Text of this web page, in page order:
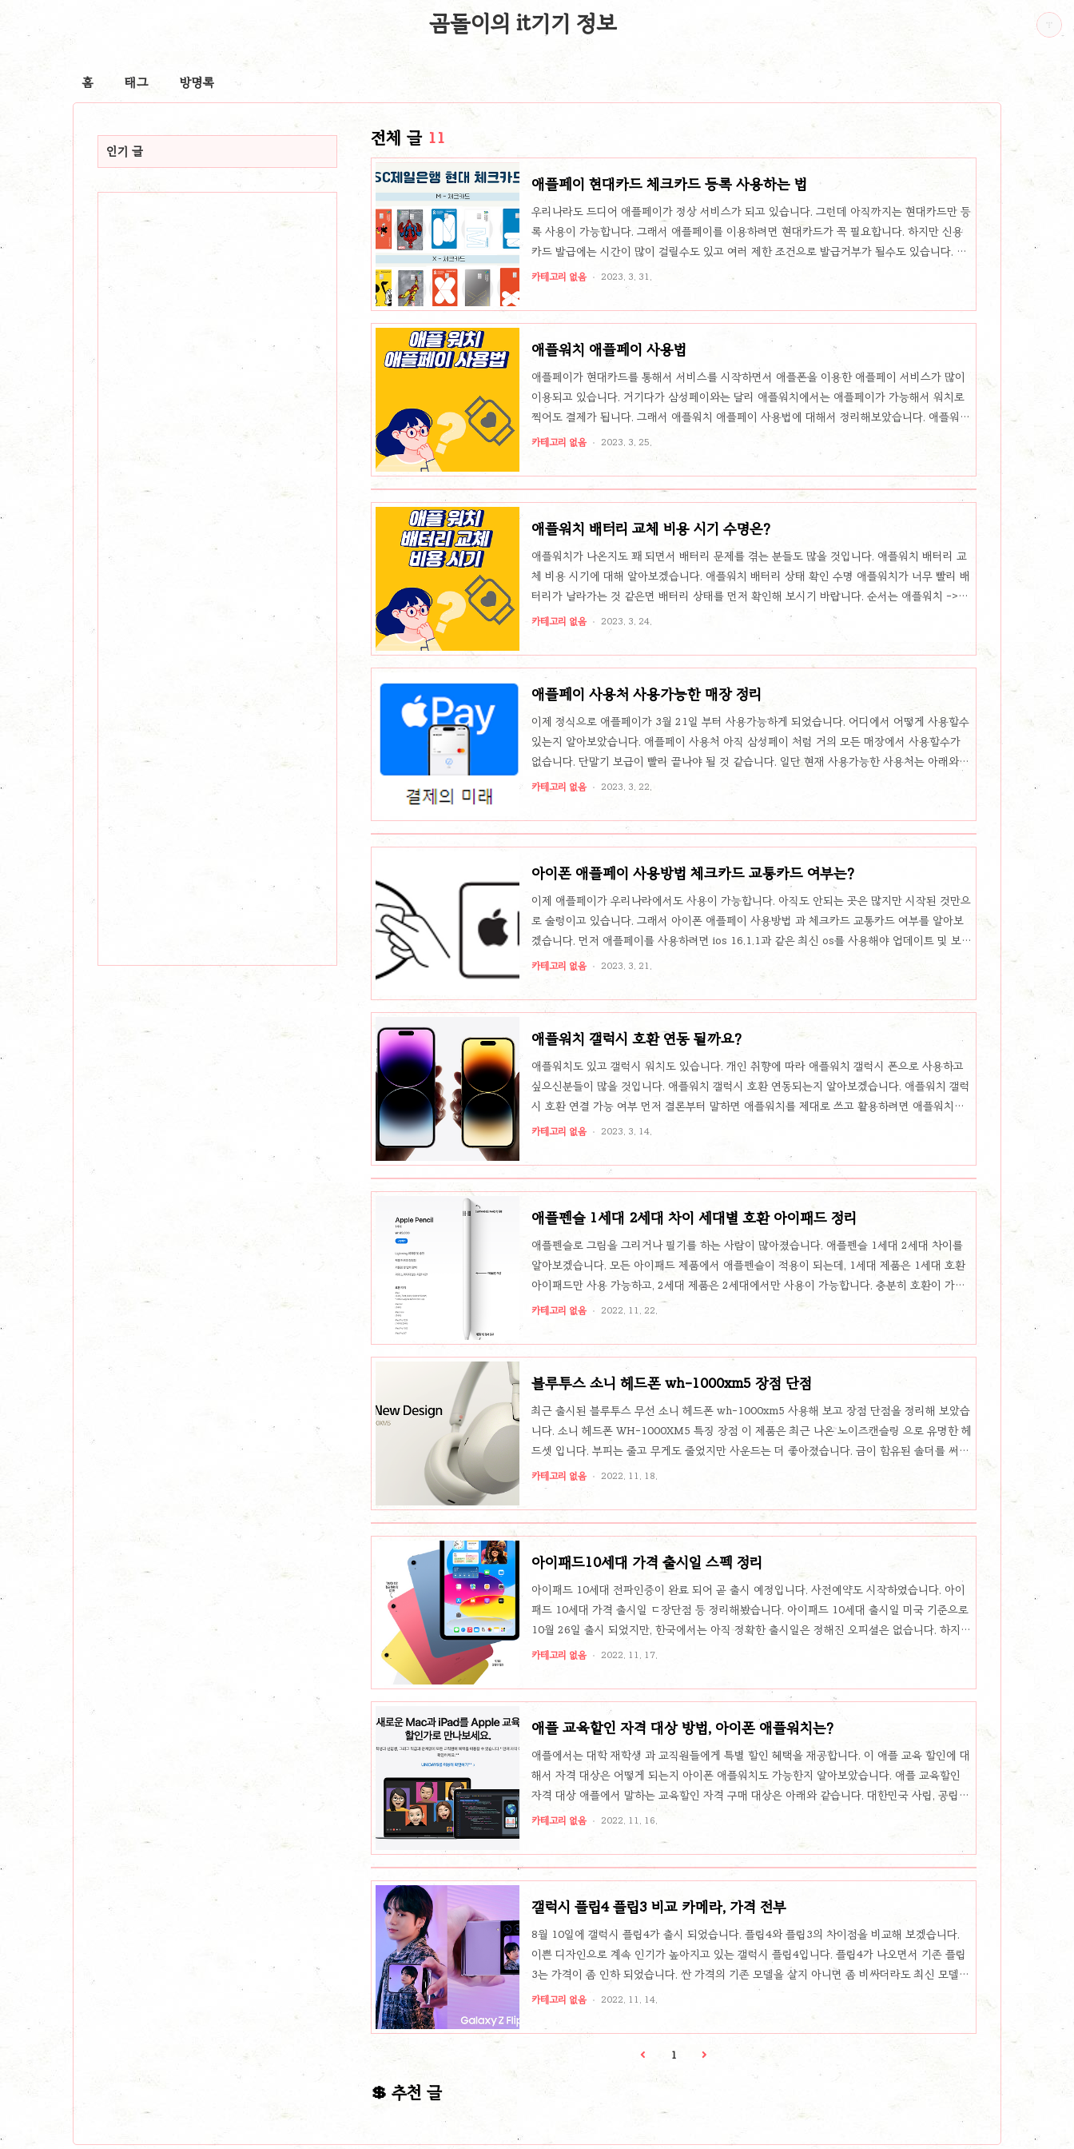
곰돌이의 it기기 정보
홈 태그 방명록
인기 글
전체 글 11
애플페이 현대카드 체크카드 등록 사용하는 법
우리나라도 드디어 애플페이가 정상 서비스가 되고 있습니다. 그런데 아직까지는 현대카드만 등
록 사용이 가능합니다. 그래서 애플페이를 이용하려면 현대카드가 꼭 필요합니다. 하지만 신용
카드 발급에는 시간이 많이 걸릴수도 있고 여러 제한 조건으로 발급거부가 될수도 있습니다. 그
래서 현대카드 체크카드 애플페이 사용이 가능합니다. 애플페이 현대 체크카드 발급 사용방법을
알아보겠습니다. 현대카드 체크카드 발급 받는 법 현재까지 현대카드로 체크카드를 발급 받을
수 있는 곳은 sc제일은행 연계 체크카드 밖에 없습니다. 그렇기 때문에 계좌가 없다면 만들어야
하면 됩니다. 그리고 계좌 개설후 체크카드를 만들때 기본 카드가 아닌 현대카..
카테고리 없음 2023. 3. 31.
애플워치 애플페이 사용법
애플페이가 현대카드를 통해서 서비스를 시작하면서 애플폰을 이용한 애플페이 서비스가 많이
이용되고 있습니다. 거기다가 삼성페이와는 달리 애플워치에서는 애플페이가 가능해서 워치로
찍어도 결제가 됩니다. 그래서 애플워치 애플페이 사용법에 대해서 정리해보았습니다. 애플워치
애플페이 설정하는 법 애플워치로 애플페이를 사용하려면 일단 아이폰으로 애플워치앱에 들어
가서 실행하여 나의 시계로 들어가서 세팅을 해야 합니다. 순서대로 적어보겠습니다. 아래의 과
정이 일단 선행되어야 워치에서 애플페이를 사용가능합니다. 애플폰에서 애플워치앱을 실행 워
치 왼쪽 아래쪽에 나의 시계 메뉴 로 들어가기 지갑 및 애플페이 터치 사용할 카드옆에 있는 추
카테고리 없음 2023. 3. 25.
애플워치 배터리 교체 비용 시기 수명은?
애플워치가 나온지도 꽤 되면서 배터리 문제를 겪는 분들도 많을 것입니다. 애플워치 배터리 교
체 비용 시기에 대해 알아보겠습니다. 애플워치 배터리 상태 확인 수명 애플워치가 너무 빨리 배
터리가 날라가는 것 같은면 배터리 상태를 먼저 확인해 보시기 바랍니다. 순서는 애플워치 ->설
정 -> 배터리 -> 배터리 성능 상태 순으로 들어가면 배터리용량 성능 최대치를 알수 있습니다.
애플에서 생각하는 워치의 수명은 2년으로 보고 있습니다. 그래서 배터리 수명도 2년으로 설정
되어있다고 보면 됩니다. 그런데 2년 이내 위의 배터리용량 성능 최대치가 80%이하가 나온다면
애플에서 배터리 자체결함이라고 인정하고 무상 교체를 해줍니다. 참고로 배터터리 성능 최대치
가 80% 이하가 되면 그때부터는 사용하다보면 배터리가 진짜 빨..
카테고리 없음 2023. 3. 24.
애플페이 사용처 사용가능한 매장 정리
이제 정식으로 애플페이가 3월 21일 부터 사용가능하게 되었습니다. 어디에서 어떻게 사용할수
있는지 알아보았습니다. 애플페이 사용처 아직 삼성페이 처럼 거의 모든 매장에서 사용할수가
없습니다. 단말기 보급이 빨리 끝나야 될 것 같습니다. 일단 현재 사용가능한 사용처는 아래와
같습니다. 오프라인 의외로 이마트가 적용안되는 것이 신기합니다. 그리고 주유소에서는 gs칼텍
편의점 (GS25, CU, 세븐일레븐, 미니스톱) 맥도날드 롯데리아 파리바게뜨 베스킨라빈스 블루보
카테고리 없음 2023. 3. 22.
아이폰 애플페이 사용방법 체크카드 교통카드 여부는?
이제 애플페이가 우리나라에서도 사용이 가능합니다. 아직도 안되는 곳은 많지만 시작된 것만으
로 술렁이고 있습니다. 그래서 아이폰 애플페이 사용방법 과 체크카드 교통카드 여부를 알아보
겠습니다. 먼저 애플페이를 사용하려면 ios 16.1.1과 같은 최신 os를 사용해야 업데이트 및 보안
사항에서 잘 활용 할 수 있을 것입니다. 애플페이 사용방법 애플페이를 사용하려면 일단 월렛 앱
등록하면 애플페이를 사용하고 싶을 때 측면전원버튼 두번 누르거나 홈버튼이 있는 제품이면 홈
는 애플페이 결제 단말기가 보급이 얼마 안되어 현대카드 도입이..
카테고리 없음 2023. 3. 21.
애플워치 갤럭시 호환 연동 될까요?
애플워치도 있고 갤럭시 워치도 있습니다. 개인 취향에 따라 애플워치 갤럭시 폰으로 사용하고
싶으신분들이 많을 것입니다. 애플워치 갤럭시 호환 연동되는지 알아보겠습니다. 애플워치 갤럭
시 호환 연결 가능 여부 먼저 결론부터 말하면 애플워치를 제대로 쓰고 활용하려면 애플워치가
있어야 합니다. 그래야 활성화가 가능합니다. 참고로 애플워치는 아이폰에만 연결되고 아이패
드, 맥, 맵북으로 또 연결이 안됩니다. 그러므로 애플워치를 사용하려면 무조건 아이폰이 필요합
니다. 하지만 편법으로 갤럭시에 아이폰을 쓸수도 있는데 이때도 아이폰이 한번은 필요합니다.
카테고리 없음 2023. 3. 14.
애플펜슬 1세대 2세대 차이 세대별 호환 아이패드 정리
애플펜슬로 그림을 그리거나 필기를 하는 사람이 많아졌습니다. 애플펜슬 1세대 2세대 차이를
알아보겠습니다. 모든 아이패드 제품에서 애플펜슬이 적용이 되는데, 1세대 제품은 1세대 호환
아이패드만 사용 가능하고, 2세대 제품은 2세대에서만 사용이 가능합니다. 충분히 호환이 가능
하게 만들수도 있을텐더 애플은 그렇게 하지 않습니다. 차이점이라 할수 있는 호환 기기부터 알
세대 까지(최근 나온 10세대가 애플센슬 1세대만 호환, 사실상 재고 떨이 목적으로 보고 있음)
아이패드 에어 3세대 아이패드 미니 5세대 아이패트 12.9 1세대~2세대 아이패드 프로 10.5 아
이패드 프로 9.7 애플펜슬 2세대 호환 기기 아이패..
카테고리 없음 2022. 11. 22.
블루투스 소니 헤드폰 wh-1000xm5 장점 단점
최근 출시된 블루투스 무선 소니 헤드폰 wh-1000xm5 사용해 보고 장점 단점을 정리해 보았습
니다. 소니 헤드폰 WH-1000XM5 특징 장점 이 제품은 최근 나온 노이즈캔슬링 으로 유명한 헤
드셋 입니다. 부피는 줄고 무게도 줄었지만 사운드는 더 좋아졌습니다. 금이 함유된 솔더를 써서
일정할 음질을 보여주는 파인사운드 레지스터조 적용되어서 노이즈를 완전히 걸러내고 원음 그
대로의 소리를 즐길수 있습니다. 다들 말하는 것과 같이 노이즈 캔슬링은 최고라고 생각되고, 착
용감도 편합니다. 특히 헤어밴드 부분이 얇고 가벼워서 오래 사용해도 편합니다. 그리고 디자인
도 야외에서 착용해도 전혀 촌스러워 보이지 않고 이쁩니다. 대화를 할때는 자동으로 음악을 끄
고 주변소리를 들려주는 기능-자동 노이즈 캔슬링 최적화-과 ..
카테고리 없음 2022. 11. 18.
아이패드10세대 가격 출시일 스펙 정리
아이패드 10세대 전파인증이 완료 되어 곧 출시 예정입니다. 사전예약도 시작하였습니다. 아이
패드 10세대 가격 출시일 ㄷ장단점 등 정리해봤습니다. 아이패드 10세대 출시일 미국 기준으로
10월 26일 출시 되었지만, 한국에서는 아직 정확한 출시일은 정해진 오피셜은 없습니다. 하지만
11월 30일 출시가 거의 확정적입니다. 사전예약을 하면 11월 29일 출고가 되는 것이고, 11월
679,000원 919,000원 256GB 919,000원 1,159,000원 가격은 위와 같이 책정이 되었는데 9
세대 동일 용량 제품에 비해서 거의 20만원 이상이 차이가 납니다. 원래 이 라인이 아이패드 보
급형 가성비 라인 인 것..
카테고리 없음 2022. 11. 17.
애플 교육할인 자격 대상 방법, 아이폰 애플워치는?
애플에서는 대학 재학생 과 교직원들에게 특별 할인 혜택을 재공합니다. 이 애플 교육 할인에 대
해서 자격 대상은 어떻게 되는지 아이폰 애플워치도 가능한지 알아보았습니다. 애플 교육할인
자격 대상 애플에서 말하는 교육할인 자격 구매 대상은 아래와 같습니다. 대한민국 사립, 공립
기관을 비롯하여 유치원부터 고등교육기관 범위 내 공인된 교육기관에서 고용되어 근무하는 교
고용되어 근무하는 교수, 교육자 또는 교직원 대한민국의 공인된 공립 및 사립의 전문교육기관,
카테고리 없음 2022. 11. 16.
갤럭시 플립4 플립3 비교 카메라, 가격 전부
8월 10일에 갤럭시 플립4가 출시 되었습니다. 플립4와 플립3의 차이점을 비교해 보겠습니다.
이쁜 디자인으로 계속 인기가 높아지고 있는 갤럭시 플립4입니다. 플립4가 나오면서 기존 플립
3는 가격이 좀 인하 되었습니다. 싼 가격의 기존 모델을 살지 아니면 좀 비싸더라도 최신 모델을
살지 비교해보겠습니다. 플립4 플립3 디자인 비교 디자인 적으로는 크게 변경된 부분이 없어 보
이나 이런 것도 좋아졌지만 무게는 4g이 늘었습니다. 그리고 중요한 배터리가 3300에서 4000
이 되면서 최대 3시간 더 사용할수 있게 된 것이 큰 개선점 이라고 볼수 있습니다. 거기다가 고
카테고리 없음 2022. 11. 14.
1
💲 추천 글